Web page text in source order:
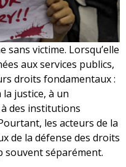
sans victime. Lorsqu’elle
aux services publics,
droits fondamentaux :
la justice, à un
des institutions
les acteurs de la
de la défense des droits
séparément.